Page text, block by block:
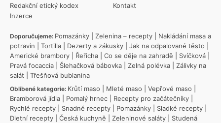
Redakční etický kodex
Inzerce
Kontakt
Doporučujeme: Pomazánky Zelenina – recepty
Nakládání masa a
potravin
Tortilla Dezerty a zákusky Jak na odpalované těsto
Americké brambory
Řeřicha Co se děje na zahradě Svíčková
Pravá focaccia
Šlehačková bábovka Zelná polévka
Zálivky na
salát
Třešňová bublanina
Oblíbené kategorie: Krůtí maso Mleté maso Vepřové maso
Bramborová jídla
Pomalý hrnec Recepty pro začátečníky
Rychlé recepty
Snadné recepty Pomazánky Sladké recepty
Dietní recepty
Česká kuchyně Zeleninové saláty
Studená